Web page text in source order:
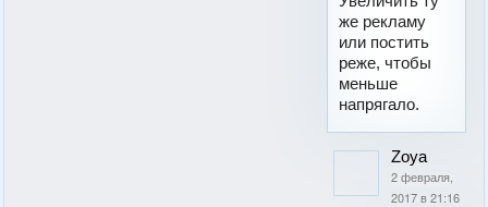
же рекламу
или постить
реже, чтобы
меньше
напрягало.
Zoya
2 февраля,
2017 в 21:16